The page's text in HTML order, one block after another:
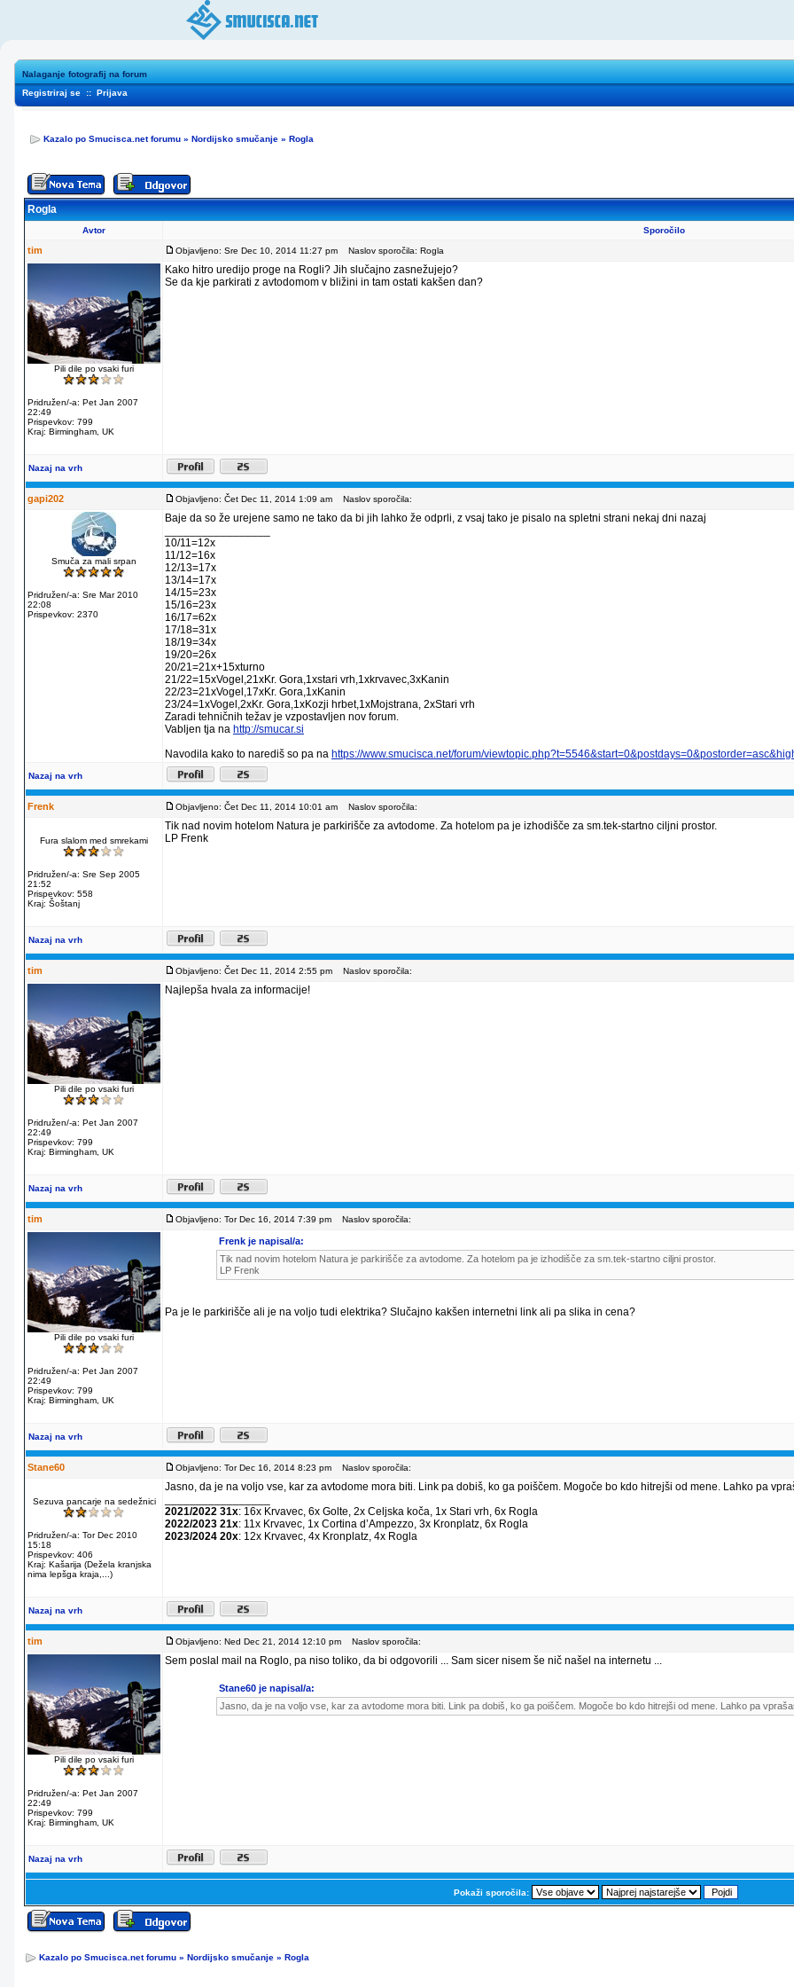
Nalaganje fotografij na forum
Registriraj se :: Prijava
Kazalo po Smucisca.net forumu » Nordijsko smučanje » Rogla
Rogla
Avtor Sporočilo
tim Objavljeno: Sre Dec 10, 2014 11:27 pm Naslov sporočila: Rogla
Pili dile po vsaki furi
Pridružen/-a: Pet Jan 2007
22:49
Prispevkov: 799
Kraj: Birmingham, UK
Kako hitro uredijo proge na Rogli? Jih slučajno zasnežujejo?
Se da kje parkirati z avtodomom v bližini in tam ostati kakšen dan?
Nazaj na vrh
gapi202 Objavljeno: Čet Dec 11, 2014 1:09 am Naslov sporočila:
Smuča za mali srpan
Pridružen/-a: Sre Mar 2010
22:08
Prispevkov: 2370
Baje da so že urejene samo ne tako da bi jih lahko že odprli, z vsaj tako je pisalo na spletni strani nekaj dni nazaj
10/11=12x
11/12=16x
12/13=17x
13/14=17x
14/15=23x
15/16=23x
16/17=62x
17/18=31x
18/19=34x
19/20=26x
20/21=21x+15xturno
21/22=15xVogel,21xKr. Gora,1xstari vrh,1xkrvavec,3xKanin
22/23=21xVogel,17xKr. Gora,1xKanin
23/24=1xVogel,2xKr. Gora,1xKozji hrbet,1xMojstrana, 2xStari vrh
Zaradi tehničnih težav je vzpostavljen nov forum.
Vabljen tja na http://smucar.si
Navodila kako to narediš so pa na https://www.smucisca.net/forum/
Nazaj na vrh
Frenk Objavljeno: Čet Dec 11, 2014 10:01 am Naslov sporočila:
Fura slalom med smrekami
Pridružen/-a: Sre Sep 2005
21:52
Prispevkov: 558
Kraj: Šoštanj
Tik nad novim hotelom Natura je parkirišče za avtodome. Za hotelom pa je izhodišče za sm.tek-startno ciljni prostor.
LP Frenk
Nazaj na vrh
tim Objavljeno: Čet Dec 11, 2014 2:55 pm Naslov sporočila:
Pili dile po vsaki furi
Pridružen/-a: Pet Jan 2007
22:49
Prispevkov: 799
Kraj: Birmingham, UK
Najlepša hvala za informacije!
Nazaj na vrh
tim Objavljeno: Tor Dec 16, 2014 7:39 pm Naslov sporočila:
Pili dile po vsaki furi
Pridružen/-a: Pet Jan 2007
22:49
Prispevkov: 799
Kraj: Birmingham, UK
Frenk je napisal/a:
Tik nad novim hotelom Natura je parkirišče za avtodome. Za hotelom pa je izhodišče za sm.tek-startno ciljni prostor.
LP Frenk
Pa je le parkirišče ali je na voljo tudi elektrika? Slučajno kakšen internetni link ali pa slika in cena?
Nazaj na vrh
Stane60 Objavljeno: Tor Dec 16, 2014 8:23 pm Naslov sporočila:
Sezuva pancarje na sedežnici
Pridružen/-a: Tor Dec 2010
15:18
Prispevkov: 406
Kraj: Kašarija (Dežela kranjska
nima lepšga kraja,...)
Jasno, da je na voljo vse, kar za avtodome mora biti. Link pa dobiš, ko ga poiščem. Mogoče bo kdo hitrejši od mene. Lahko pa
2021/2022 31x: 16x Krvavec, 6x Golte, 2x Celjska koča, 1x Stari vrh, 6x Rogla
2022/2023 21x: 11x Krvavec, 1x Cortina dʼAmpezzo, 3x Kronplatz, 6x Rogla
2023/2024 20x: 12x Krvavec, 4x Kronplatz, 4x Rogla
Nazaj na vrh
tim Objavljeno: Ned Dec 21, 2014 12:10 pm Naslov sporočila:
Pili dile po vsaki furi
Pridružen/-a: Pet Jan 2007
22:49
Prispevkov: 799
Kraj: Birmingham, UK
Sem poslal mail na Roglo, pa niso toliko, da bi odgovorili ... Sam sicer nisem še nič našel na internetu ...
Stane60 je napisal/a:
Jasno, da je na voljo vse, kar za avtodome mora biti. Link pa dobiš, ko ga poiščem. Mogoče bo kdo hitrejši od mene. Lahko pa
Nazaj na vrh
Pokaži sporočila:
Kazalo po Smucisca.net forumu » Nordijsko smučanje » Rogla